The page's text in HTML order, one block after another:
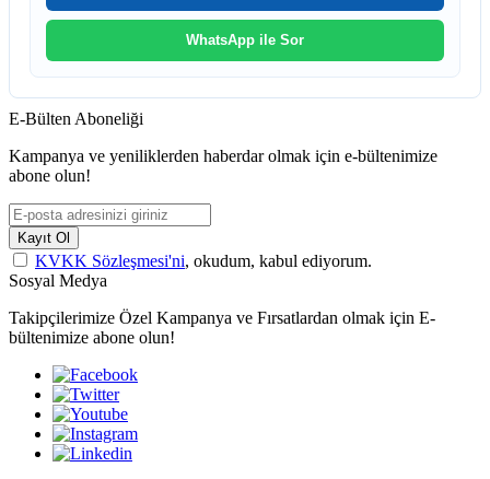
WhatsApp ile Sor
E-Bülten Aboneliği
Kampanya ve yeniliklerden haberdar olmak için e-bültenimize
abone olun!
Kayıt Ol
KVKK Sözleşmesi'ni, okudum, kabul ediyorum.
Sosyal Medya
Takipçilerimize Özel Kampanya ve Fırsatlardan olmak için E-
bültenimize abone olun!